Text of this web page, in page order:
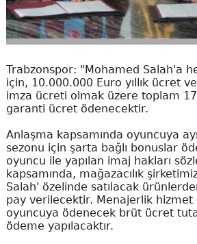
Trabzonspor: "Mohamed Salah'a
için, 10.000.000 Euro yıllık ücret
imza ücreti olmak üzere toplam
garanti ücret ödenecektir.
Anlaşma kapsamında oyuncuya
sezonu için şarta bağlı bonuslar
oyuncu ile yapılan imaj hakları
kapsamında, mağazacılık
Salah' özelinde satılacak
pay verilecektir. Menajerlik hizmet
oyuncuya ödenecek brüt ücret
ödeme yapılacaktır.